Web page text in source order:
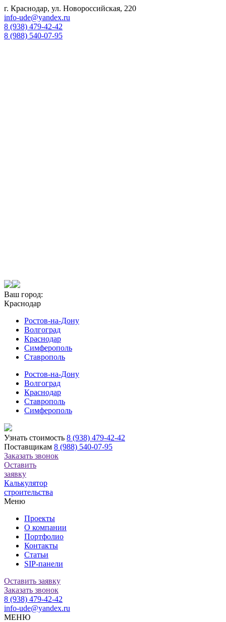
г. Краснодар, ул. Новороссийская, 220
info-ude@yandex.ru
8 (938) 479-42-42
8 (988) 540-07-95
Ваш город:
Краснодар
Ростов-на-Дону
Волгоград
Краснодар
Симферополь
Ставрополь
Ростов-на-Дону
Волгоград
Краснодар
Ставрополь
Симферополь
Узнать стоимость 8 (938) 479-42-42
Поставщикам 8 (988) 540-07-95
Заказать звонок
Оставить
заявку
Калькулятор
строительства
Меню
Проекты
О компании
Портфолио
Контакты
Статьи
SIP-панели
Оставить заявку
Заказать звонок
8 (938) 479-42-42
info-ude@yandex.ru
МЕНЮ